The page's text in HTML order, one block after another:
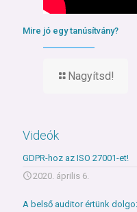
Mire jó egy tanúsítvány?
Nagyítsd!
Videók
GDPR-hoz az ISO 27001-et!
2020. április 6.
A belső auditor értünk